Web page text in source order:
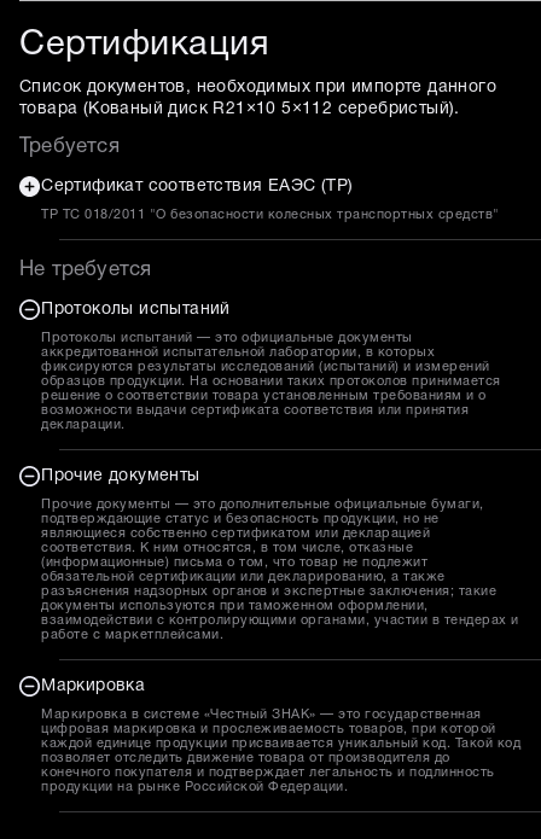
Сертификация
Список документов, необходимых при импорте данного
товара ( Кованый диск R21×10 5×112 серебристый ).
Требуется
Сертификат соответствия ЕАЭС (ТР)
ТР ТС 018/2011 "О безопасности колесных транспортных средств"
Не требуется
Протоколы испытаний
Протоколы испытаний — это официальные документы
аккредитованной испытательной лаборатории, в которых
фиксируются результаты исследований (испытаний) и измерений
образцов продукции. На основании таких протоколов принимается
решение о соответствии товара установленным требованиям и о
возможности выдачи сертификата соответствия или принятия
декларации.
Прочие документы
Прочие документы — это дополнительные официальные бумаги,
подтверждающие статус и безопасность продукции, но не
являющиеся собственно сертификатом или декларацией
соответствия. К ним относятся, в том числе, отказные
(информационные) письма о том, что товар не подлежит
обязательной сертификации или декларированию, а также
разъяснения надзорных органов и экспертные заключения; такие
документы используются при таможенном оформлении,
взаимодействии с контролирующими органами, участии в тендерах и
работе с маркетплейсами.
Маркировка
Маркировка в системе «Честный ЗНАК» — это государственная
цифровая маркировка и прослеживаемость товаров, при которой
каждой единице продукции присваивается уникальный код. Такой код
позволяет отследить движение товара от производителя до
конечного покупателя и подтверждает легальность и подлинность
продукции на рынке Российской Федерации.